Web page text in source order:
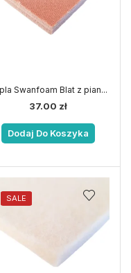
Swanfoam Blat z pian...
37.00 zł
Dodaj Do Koszyka
SALE